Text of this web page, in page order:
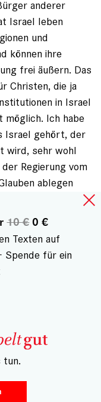
anderer
Israel leben
und
können ihre
frei äußern. Das
Christen, die ja
in Israel
Ich habe
Israel gehört, der
wird, sehr wohl
Regierung vom
ablegen
ist für mich
sein.
auch in einer
die christliche
und sie wollen
ZU
10 €0 €
Texten auf
Spende für ein
tun.